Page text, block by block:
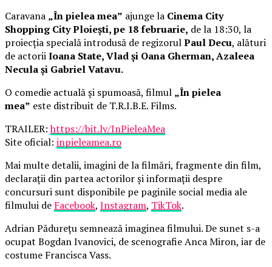
Caravana „În pielea mea” ajunge la Cinema City
Shopping City Ploiești, pe 18 februarie, de la 18:30, la
proiecția specială introdusă de regizorulPaul Decu, alături
de actoriiIoana State, Vlad și Oana Gherman, Azaleea
Necula și Gabriel Vatavu.
O comedie actuală și spumoasă, filmul „În pielea
mea” este distribuit de T.R.I.B.E. Films.
TRAILER:https://bit.ly/InPieleaMea
Site oficial: inpieleamea.ro
Mai multe detalii, imagini de la filmări, fragmente din film,
declarații din partea actorilor și informații despre
concursuri sunt disponibile pe paginile social media ale
filmului de Facebook, Instagram, TikTok.
Adrian Pădurețu semnează imaginea filmului. De sunet s-a
ocupat Bogdan Ivanovici, de scenografie Anca Miron, iar de
costume Francisca Vass.